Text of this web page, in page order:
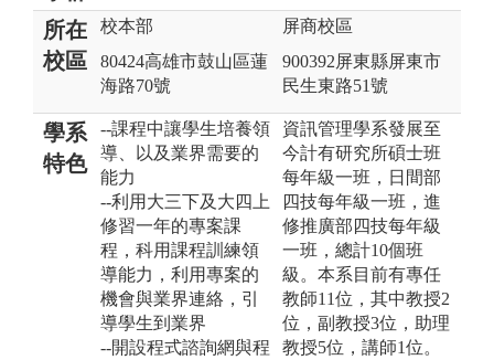
所在
校區
校本部
80424高雄市鼓山區蓮
海路70號
屏商校區
900392屏東縣屏東市
民生東路51號
學系
特色
--課程中讓學生培養領
導、以及業界需要的
能力
--利用大三下及大四上
修習一年的專案課
程，科用課程訓練領
導能力，利用專案的
機會與業界連絡，引
導學生到業界
--開設程式諮詢網與程
資訊管理學系發展至
今計有研究所碩士班
每年級一班，日間部
四技每年級一班，進
修推廣部四技每年級
一班，總計10個班
級。本系目前有專任
教師11位，其中教授2
位，副教授3位，助理
教授5位，講師1位。